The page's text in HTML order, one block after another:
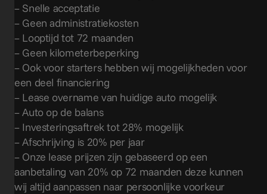
– Snelle acceptatie
– Geen administratiekosten
– Looptijd tot 72 maanden
– Geen kilometerbeperking
– Ook voor starters hebben wij mogelijkheden voor
een deel financiering
– Lease overname van huidige auto mogelijk
– Auto op de balans
– Investeringsaftrek tot 28% mogelijk
– Afschrijving is 20% per jaar
– Onze lease prijzen zijn gebaseerd op een
aanbetaling van 20% op 72 maanden deze kunnen
wij altijd aanpassen naar persoonlijke voorkeur